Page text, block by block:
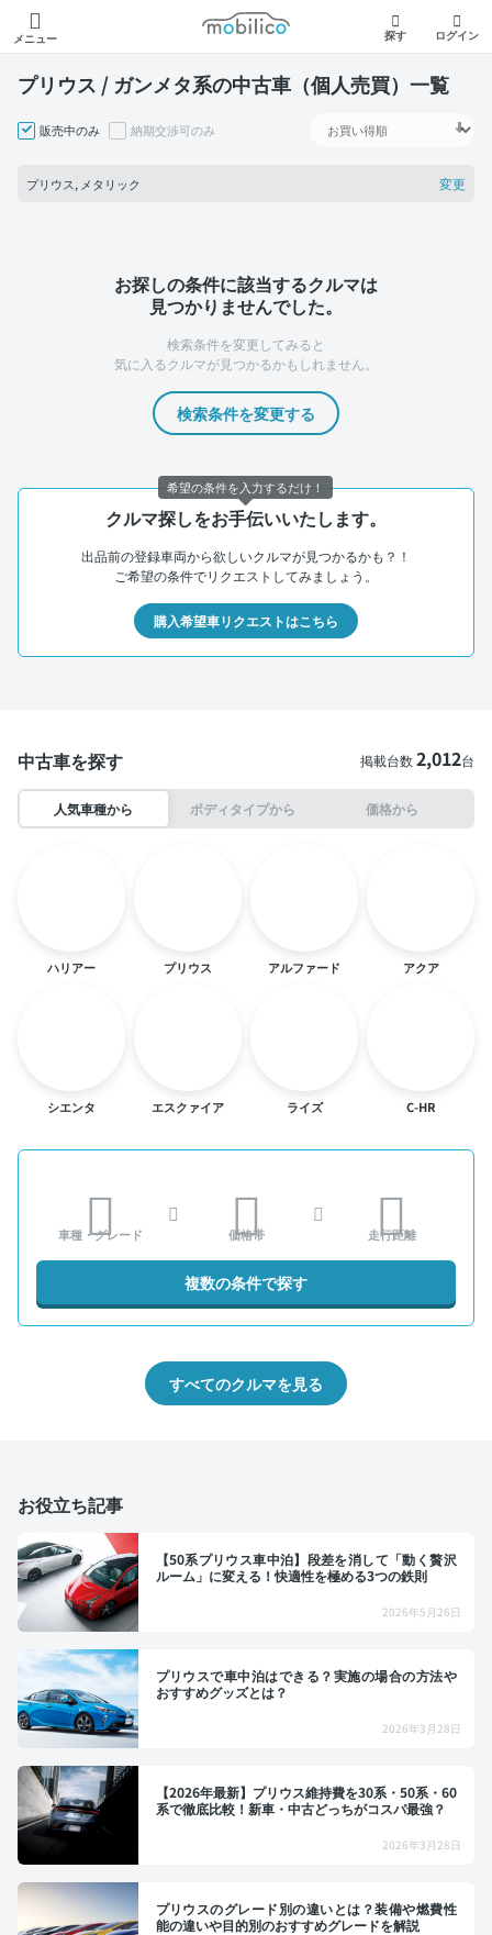
メニュー
モビリコ
探す ログイン
プリウス / ガンメタ系の中古車（個人売買）一覧
販売中のみ 納期交渉可のみ
プリウス, メタリック 変更
お探しの条件に該当するクルマは
見つかりませんでした。
検索条件を変更してみると
気に入るクルマが見つかるかもしれません。
検索条件を変更する
クルマ探しをお手伝いいたします。
出品前の登録車両から欲しいクルマが見つかるかも？！
ご希望の条件でリクエストしてみましょう。
購入希望車リクエストはこちら
中古車を探す 掲載台数2,012台
人気車種から ボディタイプから 価格から
ハリアー プリウス アルファード アクア
シエンタ エスクァイア ライズ C-HR
車種・グレード 価格帯 走行距離
複数の条件で探す
すべてのクルマを見る
お役立ち記事
【50系プリウス車中泊】段差を消して「動く贅沢
ルーム」に変える！快適性を極める3つの鉄則
2026年5月26日
プリウスで車中泊はできる？実施の場合の方法や
おすすめグッズとは？
2026年3月28日
【2026年最新】プリウス維持費を30系・50系・60
系で徹底比較！新車・中古どっちがコスパ最強？
2026年3月28日
プリウスのグレード別の違いとは？装備や燃費性
能の違いや目的別のおすすめグレードを解説
希望の条件を入力するだけ！